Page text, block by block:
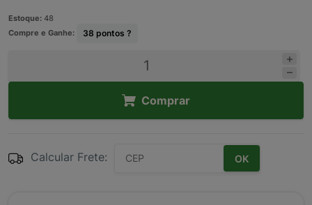
Estoque: 48
Compre e Ganhe:
38 pontos ?
Comprar
Calcular Frete: OK